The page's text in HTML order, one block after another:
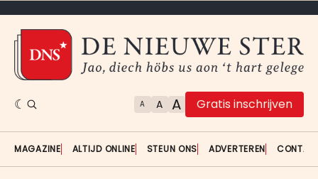
A A A Gratis inschrijven
MAGAZINE ALTIJD ONLINE STEUN ONS ADVERTEREN